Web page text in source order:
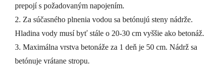
prepojí s požadovaným napojením.
2. Za súčasného plnenia vodou sa betónujú steny nádrže.
Hladina vody musí byť stále o 20-30 cm vyššie ako betonáž.
3. Maximálna vrstva betonáže za 1 deň je 50 cm. Nádrž sa
betónuje vrátane stropu.